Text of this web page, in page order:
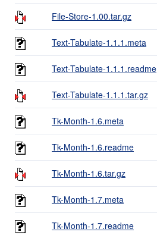
File-Store-1.00.tar.gz
Text-Tabulate-1.1.1.meta
Text-Tabulate-1.1.1.readme
Text-Tabulate-1.1.1.tar.gz
Tk-Month-1.6.meta
Tk-Month-1.6.readme
Tk-Month-1.6.tar.gz
Tk-Month-1.7.meta
Tk-Month-1.7.readme